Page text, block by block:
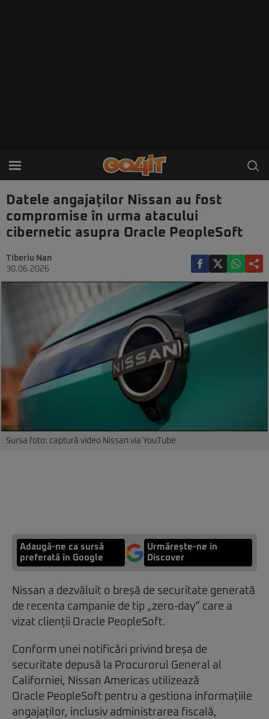
Datele angajaților Nissan au fost
compromise în urma atacului
cibernetic asupra Oracle PeopleSoft
Tiberiu Nan
30.06.2026
Sursa foto: captură video Nissan via YouTube
Adaugă-ne ca sursă
preferată în Google
Urmărește-ne in
Discover
Nissan a dezvăluit o breșă de securitate generată
de recenta campanie de tip „zero-day” care a
vizat clienții Oracle PeopleSoft.
Conform unei notificări privind breșa de
securitate depusă la Procurorul General al
Californiei, Nissan Americas utilizează
Oracle PeopleSoft pentru a gestiona informațiile
angajaților, inclusiv administrarea fiscală,